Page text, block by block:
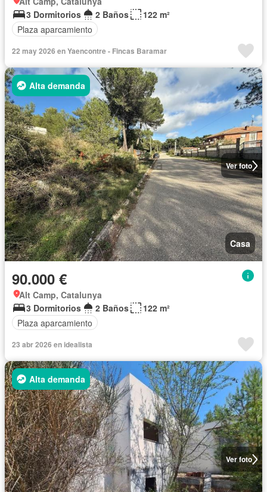
3 Dormitorios
2 Baños
122 m²
Plaza aparcamiento
22 may 2026 en Yaencontre - Fincas Baramar
Ver foto
Alta demanda
Casa
90.000 €
Alt Camp, Catalunya
3 Dormitorios
2 Baños
122 m²
Plaza aparcamiento
23 abr 2026 en idealista
Ver foto
Alta demanda